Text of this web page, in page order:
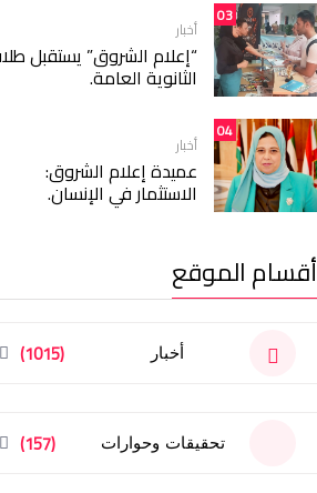
03
أخبار
“إعلام الشروق” يستقبل
الثانوية العامة.
04
أخبار
عميدة إعلام الشروق:
الاستثمار في الإنسان.
أقسام الموقع
أخبار (1015)
تحقيقات وحوارات (157)